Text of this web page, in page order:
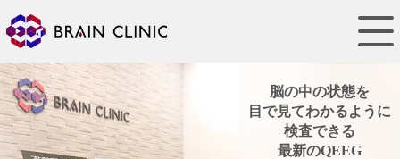
脳の中の状態を
目で見てわかるように
検査できる
最新のQEEG